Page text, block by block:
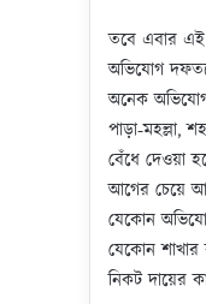
তবে এবার এই
অভিযোগ
অনেক
পাড়া-মহল্লা,
বেঁধে দেওয়া
আগের চেয়ে
যেকোন
যেকোন শাখার
নিকট দায়ের